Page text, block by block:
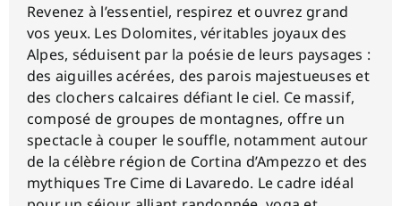
Revenez à l’essentiel, respirez et ouvrez grand
vos yeux. Les Dolomites, véritables joyaux des
Alpes, séduisent par la poésie de leurs paysages :
des aiguilles acérées, des parois majestueuses et
des clochers calcaires défiant le ciel. Ce massif,
composé de groupes de montagnes, offre un
spectacle à couper le souffle, notamment autour
de la célèbre région de Cortina d’Ampezzo et des
mythiques Tre Cime di Lavaredo. Le cadre idéal